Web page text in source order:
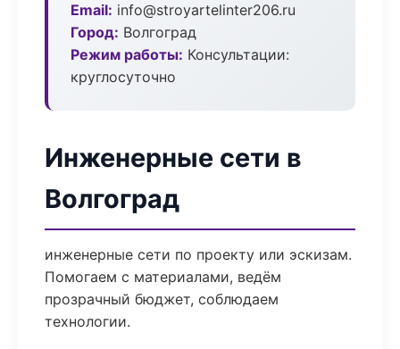
Email: info@stroyartelinter206.ru
Город: Волгоград
Режим работы: Консультации:
круглосуточно
Инженерные сети в
Волгоград
инженерные сети по проекту или эскизам.
Помогаем с материалами, ведём
прозрачный бюджет, соблюдаем
технологии.